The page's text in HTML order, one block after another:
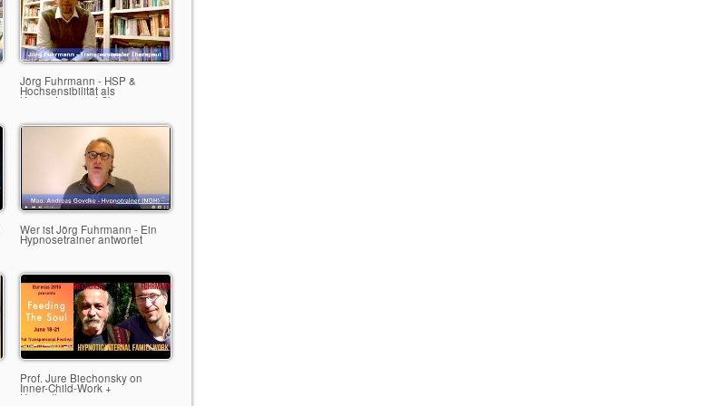
Jörg Fuhrmann - HSP &
Hochsensibilität als
Kompetenz und Chance
Wer ist Jörg Fuhrmann - Ein
Hypnosetrainer antwortet
Prof. Jure Biechonsky on
Inner-Child-Work +
Hypnotherapy